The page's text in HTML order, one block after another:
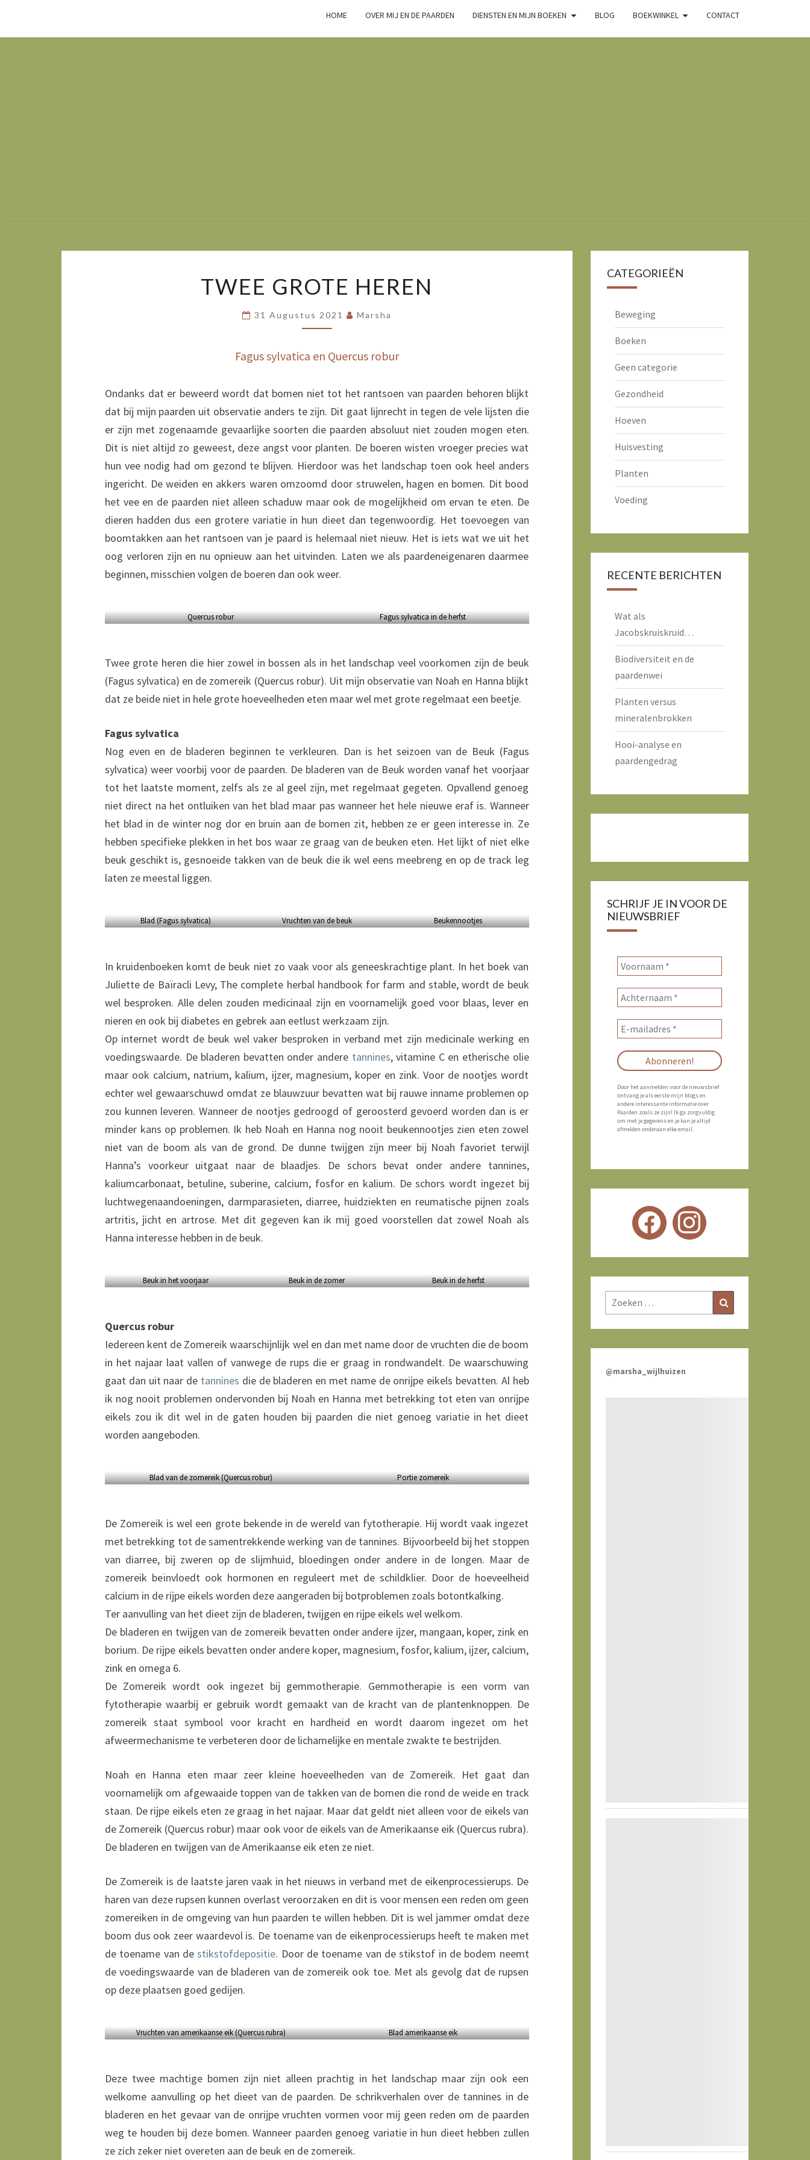
HOME OVER MIJ EN DE PAARDEN DIENSTEN EN MIJN BOEKEN BLOG BOEKWINKEL CONTACT
GROTE
TWEE GROTE HEREN
31 Augustus 2021 Marsha
Fagus sylvatica en Quercus robur
Ondanks dat er beweerd wordt dat bomen niet tot het rantsoen van paarden behoren blijkt
dat bij mijn paarden uit observatie anders te zijn. Dit gaat lijnrecht in tegen de vele lijsten die
er zijn met zogenaamde gevaarlijke soorten die paarden absoluut niet zouden mogen eten.
Dit is niet altijd zo geweest, deze angst voor planten. De boeren wisten vroeger precies wat
hun vee nodig had om gezond te blijven. Hierdoor was het landschap toen ook heel anders
ingericht. De weiden en akkers waren omzoomd door struwelen, hagen en bomen. Dit bood
het vee en de paarden niet alleen schaduw maar ook de mogelijkheid om ervan te eten. De
dieren hadden dus een grotere variatie in hun dieet dan tegenwoordig. Het toevoegen van
boomtakken aan het rantsoen van je paard is helemaal niet nieuw. Het is iets wat we uit het
oog verloren zijn en nu opnieuw aan het uitvinden. Laten we als paardeneigenaren daarmee
beginnen, misschien volgen de boeren dan ook weer.
Quercus robur Fagus sylvatica in de herfst
Twee grote heren die hier zowel in bossen als in het landschap veel voorkomen zijn de beuk
(Fagus sylvatica) en de zomereik (Quercus robur). Uit mijn observatie van Noah en Hanna blijkt
dat ze beide niet in hele grote hoeveelheden eten maar wel met grote regelmaat een beetje.
Fagus sylvatica
Nog even en de bladeren beginnen te verkleuren. Dan is het seizoen van de Beuk (Fagus
sylvatica) weer voorbij voor de paarden. De bladeren van de Beuk worden vanaf het voorjaar
tot het laatste moment, zelfs als ze al geel zijn, met regelmaat gegeten. Opvallend genoeg
niet direct na het ontluiken van het blad maar pas wanneer het hele nieuwe eraf is. Wanneer
het blad in de winter nog dor en bruin aan de bomen zit, hebben ze er geen interesse in. Ze
hebben specifieke plekken in het bos waar ze graag van de beuken eten. Het lijkt of niet elke
beuk geschikt is, gesnoeide takken van de beuk die ik wel eens meebreng en op de track leg
laten ze meestal liggen.
Blad (Fagus sylvatica) Vruchten van de beuk Beukennootjes
In kruidenboeken komt de beuk niet zo vaak voor als geneeskrachtige plant. In het boek van
Juliette de Baïracli Levy, The complete herbal handbook for farm and stable, wordt de beuk
wel besproken. Alle delen zouden medicinaal zijn en voornamelijk goed voor blaas, lever en
nieren en ook bij diabetes en gebrek aan eetlust werkzaam zijn.
Op internet wordt de beuk wel vaker besproken in verband met zijn medicinale werking en
voedingswaarde. De bladeren bevatten onder andere tannines, vitamine C en etherische olie
maar ook calcium, natrium, kalium, ijzer, magnesium, koper en zink. Voor de nootjes wordt
echter wel gewaarschuwd omdat ze blauwzuur bevatten wat bij rauwe inname problemen op
zou kunnen leveren. Wanneer de nootjes gedroogd of geroosterd gevoerd worden dan is er
minder kans op problemen. Ik heb Noah en Hanna nog nooit beukennootjes zien eten zowel
niet van de boom als van de grond. De dunne twijgen zijn meer bij Noah favoriet terwijl
Hanna’s voorkeur uitgaat naar de blaadjes. De schors bevat onder andere tannines,
kaliumcarbonaat, betuline, suberine, calcium, fosfor en kalium. De schors wordt ingezet bij
luchtwegenaandoeningen, darmparasieten, diarree, huidziekten en reumatische pijnen zoals
artritis, jicht en artrose. Met dit gegeven kan ik mij goed voorstellen dat zowel Noah als
Hanna interesse hebben in de beuk.
Beuk in het voorjaar Beuk in de zomer Beuk in de herfst
Quercus robur
Iedereen kent de Zomereik waarschijnlijk wel en dan met name door de vruchten die de boom
in het najaar laat vallen of vanwege de rups die er graag in rondwandelt. De waarschuwing
gaat dan uit naar de tannines die de bladeren en met name de onrijpe eikels bevatten. Al heb
ik nog nooit problemen ondervonden bij Noah en Hanna met betrekking tot eten van onrijpe
eikels zou ik dit wel in de gaten houden bij paarden die niet genoeg variatie in het dieet
worden aangeboden.
Blad van de zomereik (Quercus robur) Portie zomereik
De Zomereik is wel een grote bekende in de wereld van fytotherapie. Hij wordt vaak ingezet
met betrekking tot de samentrekkende werking van de tannines. Bijvoorbeeld bij het stoppen
van diarree, bij zweren op de slijmhuid, bloedingen onder andere in de longen. Maar de
zomereik beïnvloedt ook hormonen en reguleert met de schildklier. Door de hoeveelheid
calcium in de rijpe eikels worden deze aangeraden bij botproblemen zoals botontkalking.
Ter aanvulling van het dieet zijn de bladeren, twijgen en rijpe eikels wel welkom.
De bladeren en twijgen van de zomereik bevatten onder andere ijzer, mangaan, koper, zink en
borium. De rijpe eikels bevatten onder andere koper, magnesium, fosfor, kalium, ijzer, calcium,
zink en omega 6.
De Zomereik wordt ook ingezet bij gemmotherapie. Gemmotherapie is een vorm van
fytotherapie waarbij er gebruik wordt gemaakt van de kracht van de plantenknoppen. De
zomereik staat symbool voor kracht en hardheid en wordt daarom ingezet om het
afweermechanisme te verbeteren door de lichamelijke en mentale zwakte te bestrijden.
Noah en Hanna eten maar zeer kleine hoeveelheden van de Zomereik. Het gaat dan
voornamelijk om afgewaaide toppen van de takken van de bomen die rond de weide en track
staan. De rijpe eikels eten ze graag in het najaar. Maar dat geldt niet alleen voor de eikels van
de Zomereik (Quercus robur) maar ook voor de eikels van de Amerikaanse eik (Quercus rubra).
De bladeren en twijgen van de Amerikaanse eik eten ze niet.
De Zomereik is de laatste jaren vaak in het nieuws in verband met de eikenprocessierups. De
haren van deze rupsen kunnen overlast veroorzaken en dit is voor mensen een reden om geen
zomereiken in de omgeving van hun paarden te willen hebben. Dit is wel jammer omdat deze
boom dus ook zeer waardevol is. De toename van de eikenprocessierups heeft te maken met
de toename van destikstofdepositie. Door de toename van de stikstof in de bodem neemt
de voedingswaarde van de bladeren van de zomereik ook toe. Met als gevolg dat de rupsen
op deze plaatsen goed gedijen.
Vruchten van amerikaanse eik (Quercus rubra) Blad amerikaanse eik
Deze twee machtige bomen zijn niet alleen prachtig in het landschap maar zijn ook een
welkome aanvulling op het dieet van de paarden. De schrikverhalen over de tannines in de
bladeren en het gevaar van de onrijpe vruchten vormen voor mij geen reden om de paarden
weg te houden bij deze bomen. Wanneer paarden genoeg variatie in hun dieet hebben zullen
ze zich zeker niet overeten aan de beuk en de zomereik.
CATEGORIEËN
Beweging
Boeken
Geen categorie
Gezondheid
Hoeven
Huisvesting
Planten
Voeding
RECENTE BERICHTEN
Wat als
Jacobskruiskruid…
Biodiversiteit en de
paardenwei
Planten versus
mineralenbrokken
Hooi-analyse en
paardengedrag
SCHRIJF JE IN VOOR DE
NIEUWSBRIEF
Door het aanmelden voor de nieuwsbrief
ontvang je als eerste mijn blogs en
andere interessante informatie over
Paarden zoals ze zijn! Ik ga zorgvuldig
om met je gegevens en je kan je altijd
afmelden onderaan elke email.
Zoeken
naar:
@marsha_wijlhuizen